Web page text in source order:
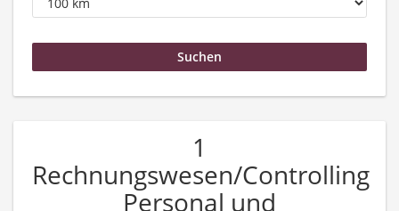
1
Rechnungswesen/Controlling
Personal und